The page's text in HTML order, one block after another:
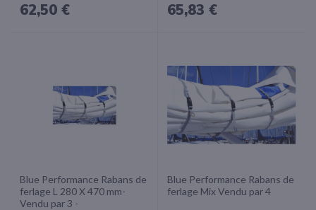
62,50 € 65,83 €
Blue Performance Rabans de
ferlage L 280 X 470 mm-
Vendu par 3 -
Blue Performance Rabans de
ferlage Mix Vendu par 4